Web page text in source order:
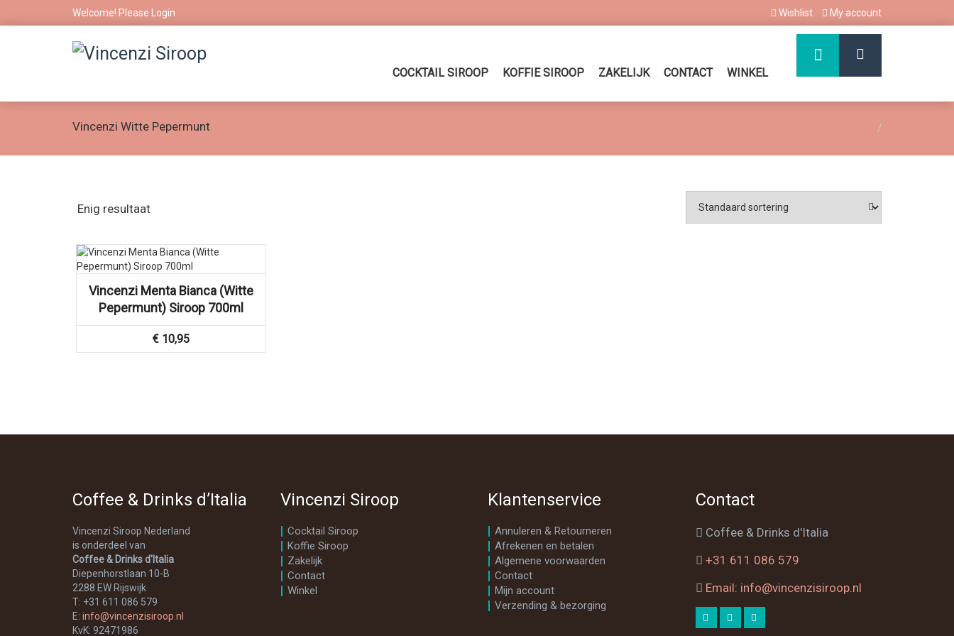
Welcome! Please Login Wishlist My account
COCKTAIL SIROOP KOFFIE SIROOP ZAKELIJK CONTACT WINKEL
Vincenzi Witte Pepermunt
Enig resultaat
Vincenzi Menta Bianca (Witte
Pepermunt) Siroop 700ml
€10,95
Coffee & Drinks d’Italia
Vincenzi Siroop Nederland
is onderdeel van
Coffee & Drinks d'Italia
Diepenhorstlaan 10-B
2288 EW Rijswijk
T: +31 611 086 579
E: info@vincenzisiroop.nl
KvK: 92471986
Vincenzi Siroop
Cocktail Siroop
Koffie Siroop
Zakelijk
Contact
Winkel
Klantenservice
Annuleren & Retourneren
Afrekenen en betalen
Algemene voorwaarden
Contact
Mijn account
Verzending & bezorging
Contact
Coffee & Drinks d'Italia
+31 611 086 579
Email: info@vincenzisiroop.nl